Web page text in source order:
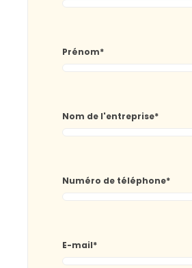
Prénom*
Nom de l'entreprise*
Numéro de téléphone*
E-mail*